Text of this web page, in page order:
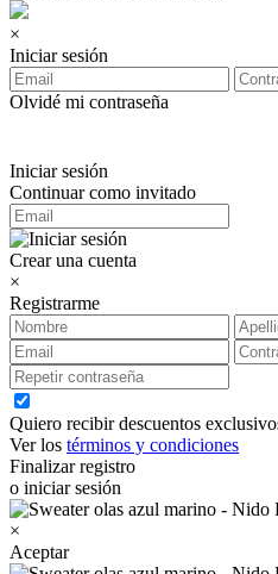
×
Iniciar sesión
Olvidé mi contraseña
Iniciar sesión
Continuar como invitado
Crear una cuenta
×
Registrarme
Quiero recibir descuentos
Ver los términos y condiciones
Finalizar registro
o iniciar sesión
×
Aceptar